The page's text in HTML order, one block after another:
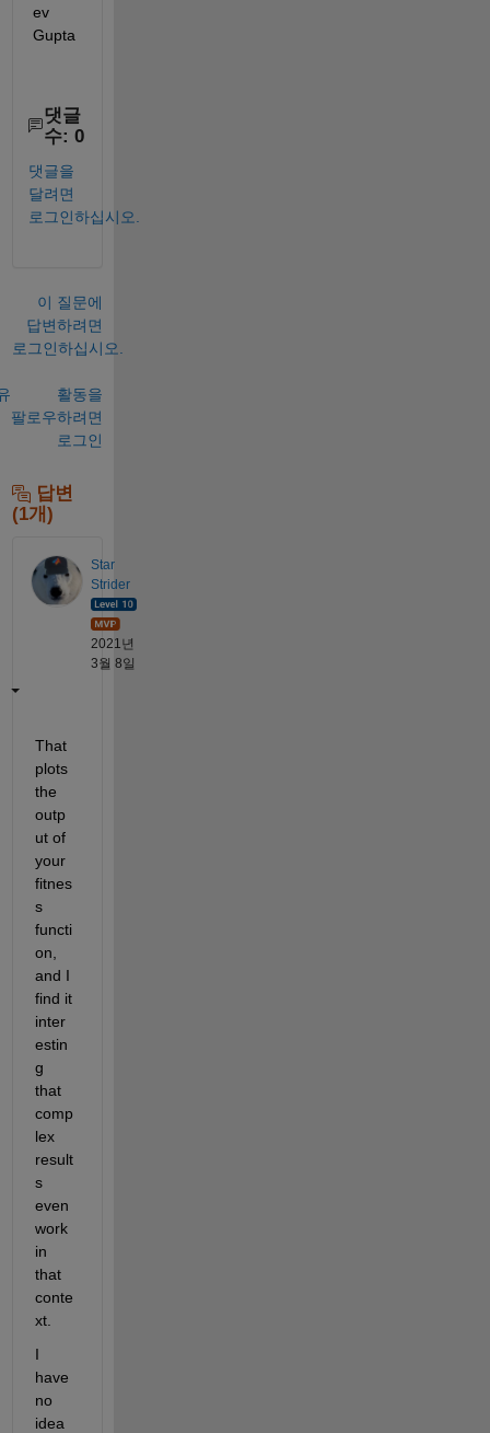
ev
Gupta
댓글
수: 0
댓글을
달려면
로그인하십시오.
이 질문에
답변하려면
로그인하십시오.
활동을
팔로우하려면
로그인
답변
(1개)
Star
Strider
2021년
3월 8일
That
plots
the
outp
ut of
your
fitnes
s
functi
on,
and I
find it
inter
estin
g
that
comp
lex
result
s
even
work
in
that
conte
xt.
I
have
no
idea